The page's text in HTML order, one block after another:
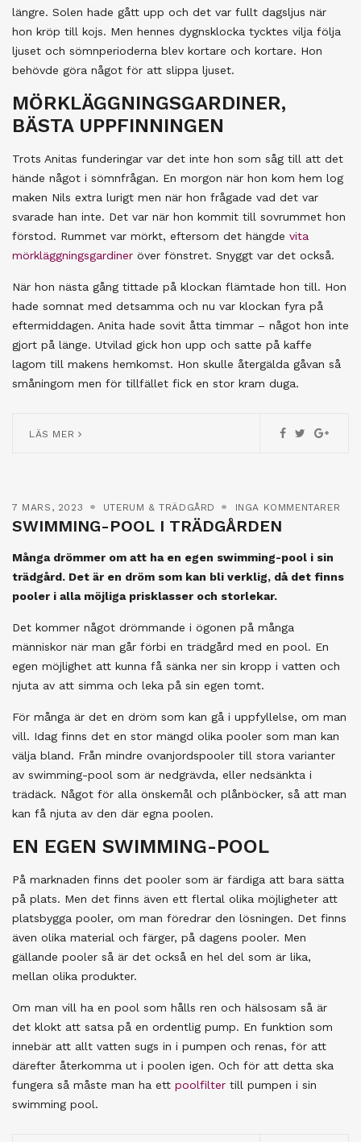
längre. Solen hade gått upp och det var fullt dagsljus när
hon kröp till kojs. Men hennes dygnsklocka tycktes vilja följa
ljuset och sömnperioderna blev kortare och kortare. Hon
behövde göra något för att slippa ljuset.
MÖRKLÄGGNINGSGARDINER,
BÄSTA UPPFINNINGEN
Trots Anitas funderingar var det inte hon som såg till att det
hände något i sömnfrågan. En morgon när hon kom hem log
maken Nils extra lurigt men när hon frågade vad det var
svarade han inte. Det var när hon kommit till sovrummet hon
förstod. Rummet var mörkt, eftersom det hängde vita
mörkläggningsgardiner över fönstret. Snyggt var det också.
När hon nästa gång tittade på klockan flämtade hon till. Hon
hade somnat med detsamma och nu var klockan fyra på
eftermiddagen. Anita hade sovit åtta timmar – något hon inte
gjort på länge. Utvilad gick hon upp och satte på kaffe
lagom till makens hemkomst. Hon skulle återgälda gåvan så
småningom men för tillfället fick en stor kram duga.
LÄS MER
7 MARS, 2023 UTERUM & TRÄDGÅRD INGA KOMMENTARER
SWIMMING-POOL I TRÄDGÅRDEN
Många drömmer om att ha en egen swimming-pool i sin
trädgård. Det är en dröm som kan bli verklig, då det finns
pooler i alla möjliga prisklasser och storlekar.
Det kommer något drömmande i ögonen på många
människor när man går förbi en trädgård med en pool. En
egen möjlighet att kunna få sänka ner sin kropp i vatten och
njuta av att simma och leka på sin egen tomt.
För många är det en dröm som kan gå i uppfyllelse, om man
vill. Idag finns det en stor mängd olika pooler som man kan
välja bland. Från mindre ovanjordspooler till stora varianter
av swimming-pool som är nedgrävda, eller nedsänkta i
trädäck. Något för alla önskemål och plånböcker, så att man
kan få njuta av den där egna poolen.
EN EGEN SWIMMING-POOL
På marknaden finns det pooler som är färdiga att bara sätta
på plats. Men det finns även ett flertal olika möjligheter att
platsbygga pooler, om man föredrar den lösningen. Det finns
även olika material och färger, på dagens pooler. Men
gällande pooler så är det också en hel del som är lika,
mellan olika produkter.
Om man vill ha en pool som hålls ren och hälsosam så är
det klokt att satsa på en ordentlig pump. En funktion som
innebär att allt vatten sugs in i pumpen och renas, för att
därefter återkomma ut i poolen igen. Och för att detta ska
fungera så måste man ha ett poolfilter till pumpen i sin
swimming pool.